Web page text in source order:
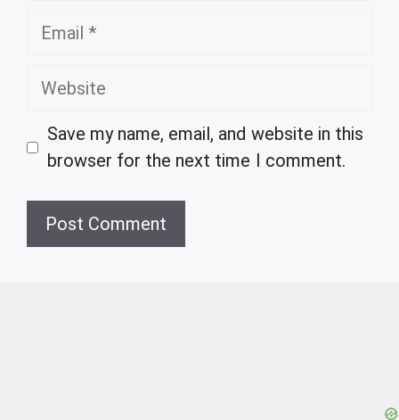
Email
Website
Save my name, email, and website in this
browser for the next time I comment.